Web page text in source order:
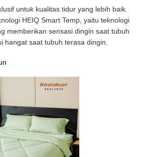
untuk kualitas tidur yang lebih baik.
HEIQ Smart Temp, yaitu teknologi
memberikan sensasi dingin saat tubuh
hangat saat tubuh terasa dingin.